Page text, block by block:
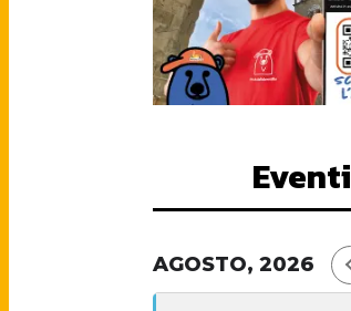
Eventi
AGOSTO, 2026